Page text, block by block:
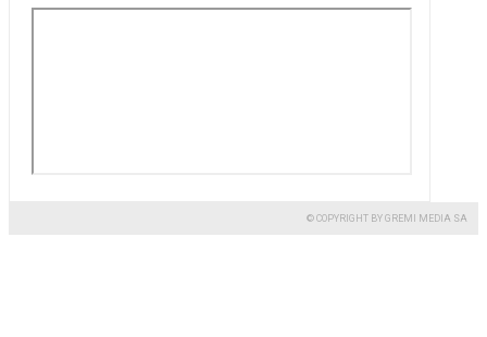
© COPYRIGHT BY GREMI MEDIA SA